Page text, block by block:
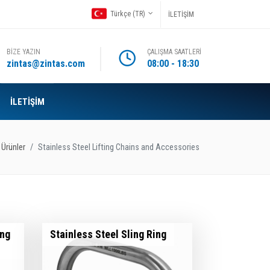
Türkçe (TR) İLETİŞİM
BİZE YAZIN
zintas@zintas.com
ÇALIŞMA SAATLERİ
08:00 - 18:30
İLETİŞİM
Ürünler Stainless Steel Lifting Chains and Accessories
Stainless Steel Sling Ring